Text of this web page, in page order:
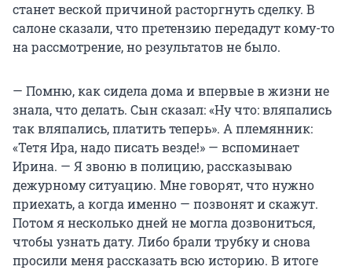
станет веской причиной расторгнуть сделку. В
салоне сказали, что претензию передадут кому-то
на рассмотрение, но результатов не было.
— Помню, как сидела дома и впервые в жизни не
знала, что делать. Сын сказал: «Ну что: вляпались
так вляпались, платить теперь». А племянник:
«Тетя Ира, надо писать везде!» — вспоминает
Ирина. — Я звоню в полицию, рассказываю
дежурному ситуацию. Мне говорят, что нужно
приехать, а когда именно — позвонят и скажут.
Потом я несколько дней не могла дозвониться,
чтобы узнать дату. Либо брали трубку и снова
просили меня рассказать всю историю. В итоге